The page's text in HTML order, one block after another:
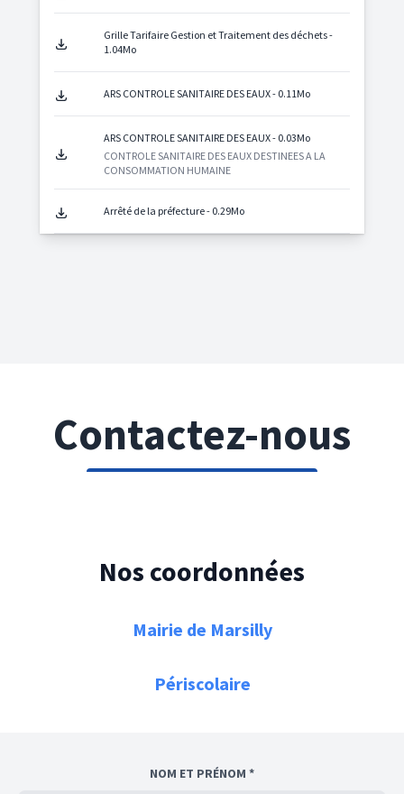
Grille Tarifaire Gestion et Traitement des déchets -
1.04Mo
ARS CONTROLE SANITAIRE DES EAUX - 0.11Mo
ARS CONTROLE SANITAIRE DES EAUX - 0.03Mo
CONTROLE SANITAIRE DES EAUX DESTINEES A LA
CONSOMMATION HUMAINE
Arrêté de la préfecture - 0.29Mo
Contactez-nous
Nos coordonnées
Mairie de Marsilly
Périscolaire
NOM ET PRÉNOM *